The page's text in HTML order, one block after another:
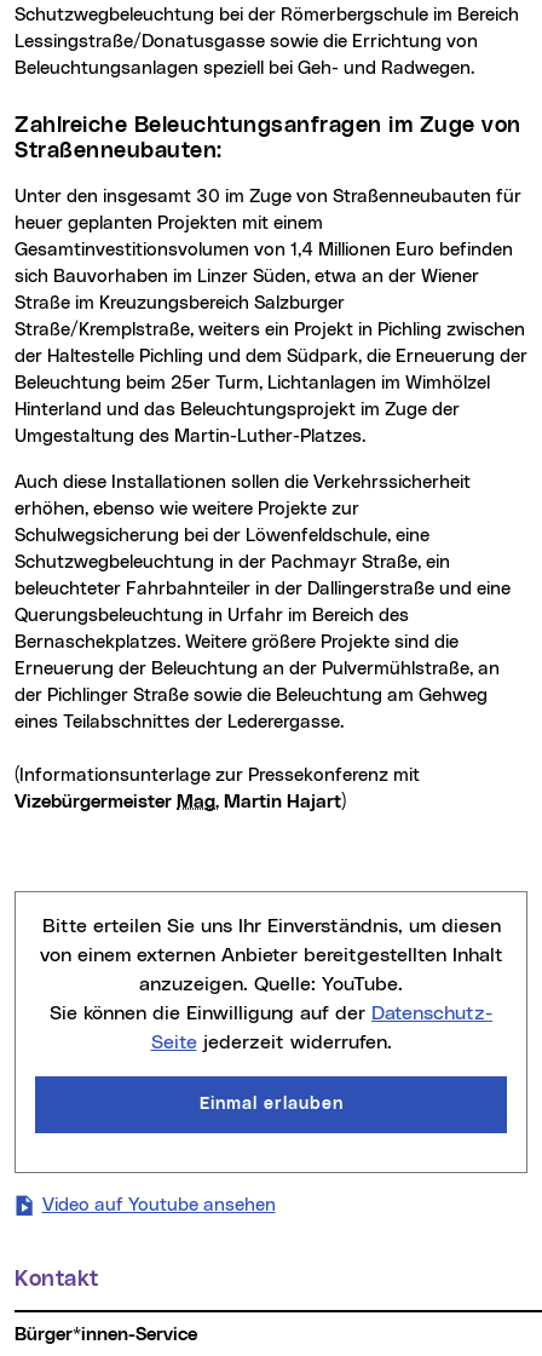
Schutzwegbeleuchtung bei der Römerbergschule im Bereich
Lessingstraße/Donatusgasse sowie die Errichtung von
Beleuchtungsanlagen speziell bei Geh- und Radwegen.
Zahlreiche Beleuchtungsanfragen im Zuge von
Straßenneubauten:
Unter den insgesamt 30 im Zuge von Straßenneubauten für
heuer geplanten Projekten mit einem
Gesamtinvestitionsvolumen von 1,4 Millionen Euro befinden
sich Bauvorhaben im Linzer Süden, etwa an der Wiener
Straße im Kreuzungsbereich Salzburger
Straße/Kremplstraße, weiters ein Projekt in Pichling zwischen
der Haltestelle Pichling und dem Südpark, die Erneuerung der
Beleuchtung beim 25er Turm, Lichtanlagen im Wimhölzel
Hinterland und das Beleuchtungsprojekt im Zuge der
Umgestaltung des Martin-Luther-Platzes.
Auch diese Installationen sollen die Verkehrssicherheit
erhöhen, ebenso wie weitere Projekte zur
Schulwegsicherung bei der Löwenfeldschule, eine
Schutzwegbeleuchtung in der Pachmayr Straße, ein
beleuchteter Fahrbahnteiler in der Dallingerstraße und eine
Querungsbeleuchtung in Urfahr im Bereich des
Bernaschekplatzes. Weitere größere Projekte sind die
Erneuerung der Beleuchtung an der Pulvermühlstraße, an
der Pichlinger Straße sowie die Beleuchtung am Gehweg
eines Teilabschnittes der Lederergasse.
(Informationsunterlage zur Pressekonferenz mit
Vizebürgermeister Mag. Martin Hajart)
Bitte erteilen Sie uns Ihr Einverständnis, um diesen
von einem externen Anbieter bereitgestellten Inhalt
anzuzeigen. Quelle: YouTube.
Sie können die Einwilligung auf der Datenschutz-
Seitejederzeit widerrufen.
Einmal erlauben
Video auf Youtube ansehen(neues Fenster)
Weitere Informationen
Kontakt
Bürger*innen-Service